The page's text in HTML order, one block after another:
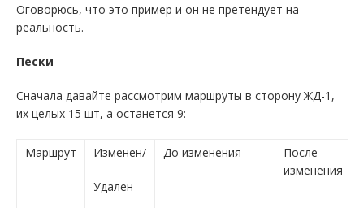
Оговорюсь, что это пример и он не претендует на
реальность.
Пески
Сначала давайте рассмотрим маршруты в сторону ЖД-1,
их целых 15 шт, а останется 9:
Маршрут Изменен/
Удален
До изменения
После
изменения